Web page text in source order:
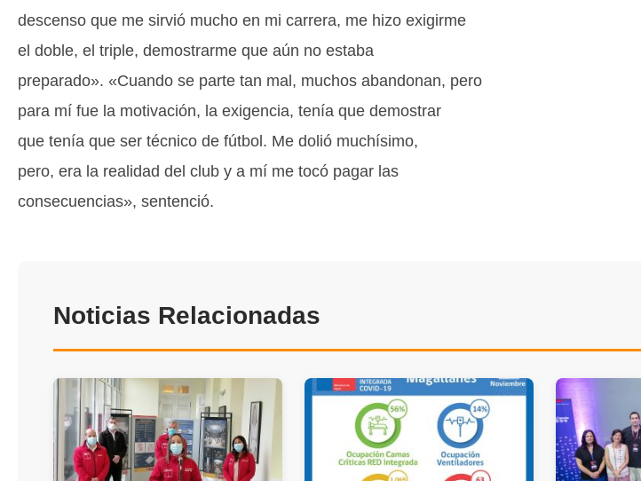
descenso que me sirvió mucho en mi carrera, me hizo exigirme
el doble, el triple, demostrarme que aún no estaba
preparado». «Cuando se parte tan mal, muchos abandonan, pero
para mí fue la motivación, la exigencia, tenía que demostrar
que tenía que ser técnico de fútbol. Me dolió muchísimo,
pero, era la realidad del club y a mí me tocó pagar las
consecuencias», sentenció.
Noticias Relacionadas